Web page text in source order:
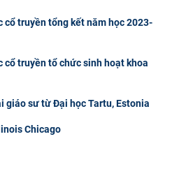
cổ truyền tổng kết năm học 2023-
cổ truyền tổ chức sinh hoạt khoa
giáo sư từ Đại học Tartu, Estonia
Chicago